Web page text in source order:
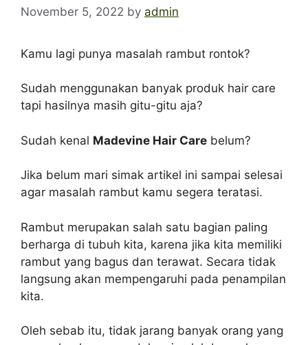
November 5, 2022 by admin
Kamu lagi punya masalah rambut rontok?
Sudah menggunakan banyak produk hair care
tapi hasilnya masih gitu-gitu aja?
Sudah kenal Madevine Hair Care belum?
Jika belum mari simak artikel ini sampai selesai
agar masalah rambut kamu segera teratasi.
Rambut merupakan salah satu bagian paling
berharga di tubuh kita, karena jika kita memiliki
rambut yang bagus dan terawat. Secara tidak
langsung akan mempengaruhi pada penampilan
kita.
Oleh sebab itu, tidak jarang banyak orang yang